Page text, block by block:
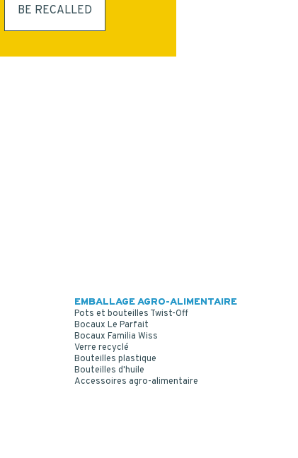
BE RECALLED
EMBALLAGE AGRO-ALIMENTAIRE
Pots et bouteilles Twist-Off
Bocaux Le Parfait
Bocaux Familia Wiss
Verre recyclé
Bouteilles plastique
Bouteilles d'huile
Accessoires agro-alimentaire